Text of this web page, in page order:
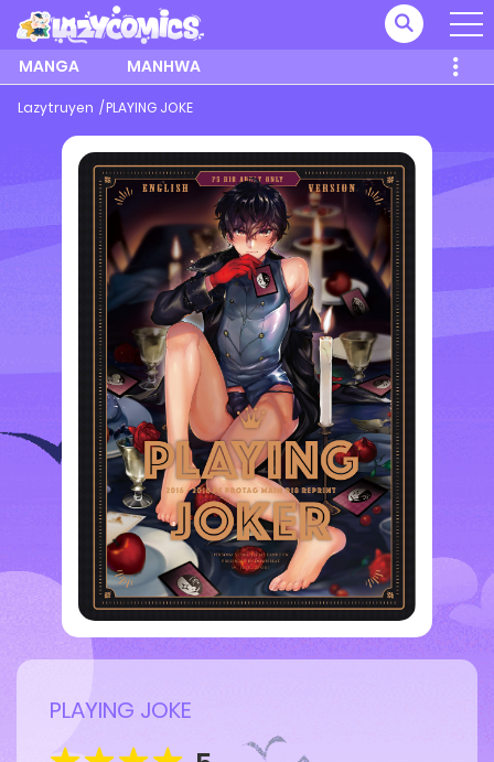
MANGA MANHWA
Lazytruyen PLAYING JOKE
PLAYING JOKE